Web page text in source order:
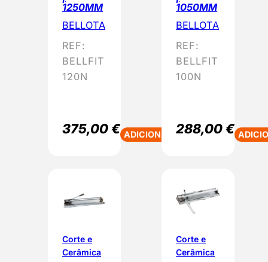
1250MM
BELLOTA
REF:
BELLFIT
120N
375,00€ ADICIONAR
1050MM
BELLOTA
REF:
BELLFIT
100N
288,00€
Corte e
Cerâmica
Corte e
Cerâmica